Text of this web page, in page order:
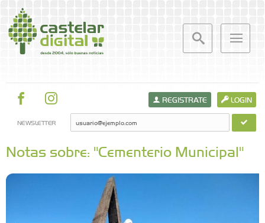
LOGIN
REGISTRATE
NEWSLETTER
Notas sobre: "Cementerio Municipal"